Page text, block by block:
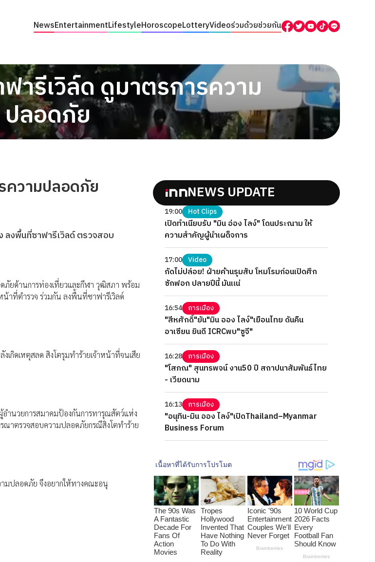
NewsEntertainmentLifestyleHoroscopeLotteryVideoร่วมด้วยช่วยกัน
ารีเวิล์ด ดูมาตรการความ
ปลอดภัย
ความปลอดภัย
ลงพื้นที่ซาฟารีเวิลด์ ตรวจสอบ
ภัยด้านการท่องเที่ยวและกีฬา วุฒิสภา พร้อม
าที่ตำรวจ ร่วมกัน ลงพื้นที่ซาฟารีเวิลด์
กิดเหตุสลด สิงโตรุมทำร้ายเจ้าหน้าที่จนเสีย
อำนวยการสมาคมป้องกันการทารุณสัตว์แห่ง
ณาตรวจสอบความปลอดภัยกรณีสิงโตทำร้าย
ามปลอดภัย จึงอยากให้ทางคณะอนุ
NEWS UPDATE
19:00 Hot Clips
เปิดทำเนียบรับ "มิน อ่อง ไลง์" โดนประณาม ให้
ความสำคัญผู้นำเผด็จการ
17:00 Video
กัดไม่ปล่อย! ฝ่ายค้านรุมสับ โหมโรมก่อนเปิดศึก
ซักฟอก ปลายปีนี้ มันแน่
16:54 การเมือง
"สีหศักดิ์"ยัน"มิน ออง ไลง์"เยือนไทย ดันคืน
อาเซียน ยินดี ICRCพบ"ซูจี"
16:28 การเมือง
"โสภณ" สุนทรพจน์ งาน50 ปี สถาปนาสัมพันธ์ไทย
- เวียดนาม
16:13 การเมือง
"อนุทิน-มิน ออง ไลง์"เปิดThailand–Myanmar
Business Forum